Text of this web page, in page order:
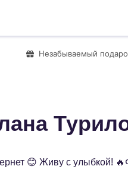
Незабываемый
😊 Живу с улыбкой!